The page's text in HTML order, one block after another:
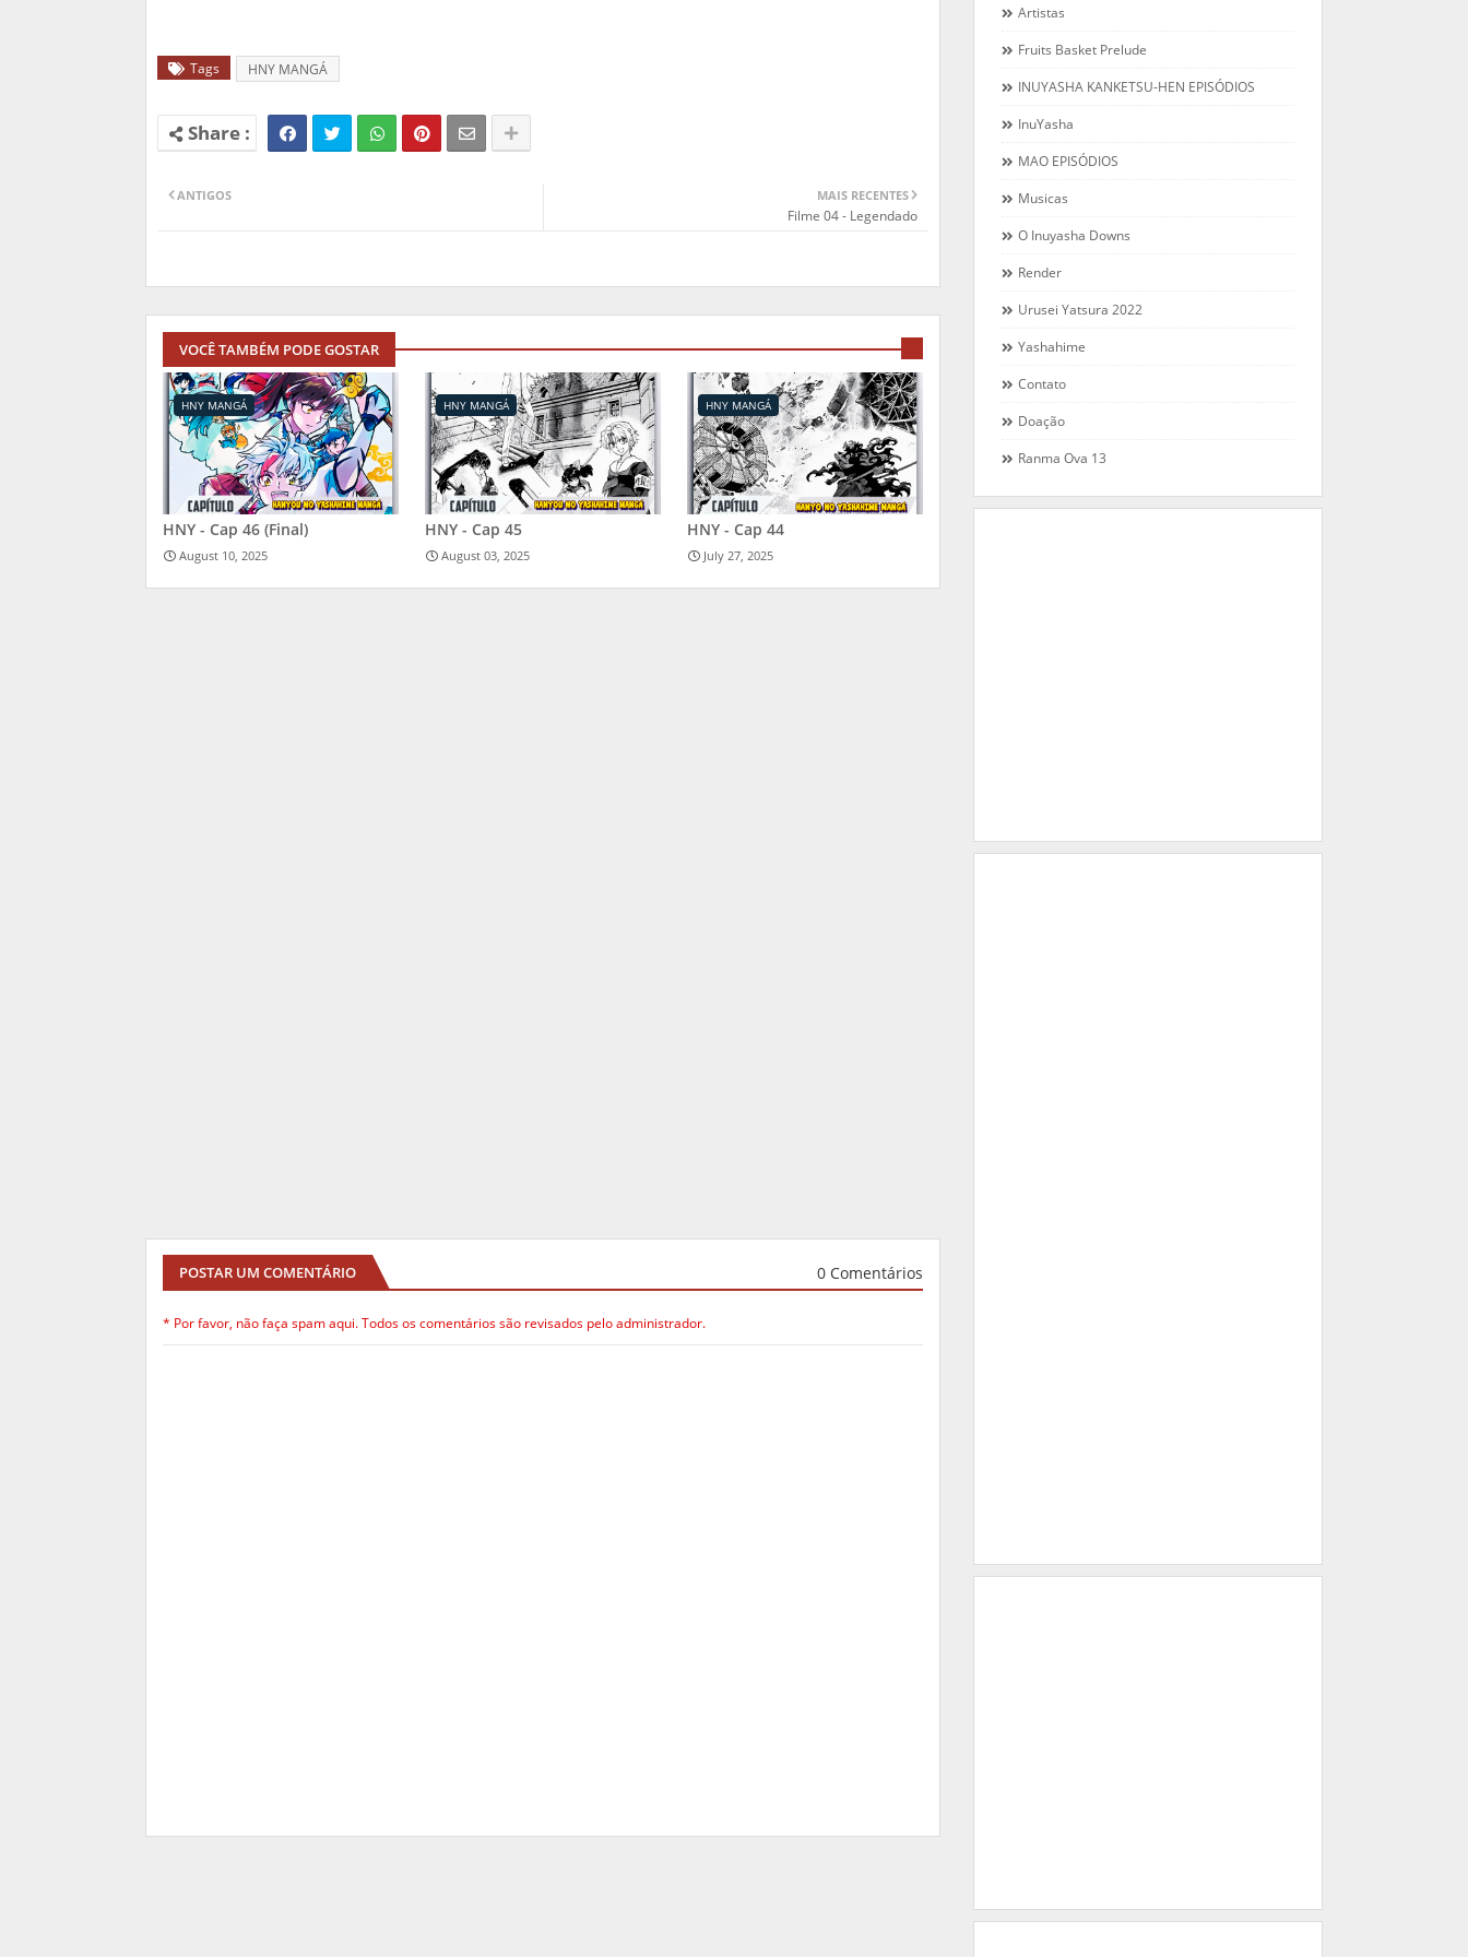
Tags HNY MANGÁ
MAIS RECENTES
Filme 04 - Legendado
ANTIGOS
VOCÊ TAMBÉM PODE GOSTAR
HNY MANGÁ
HNY - Cap 46 (Final)
August 10, 2025
HNY MANGÁ
HNY - Cap 45
August 03, 2025
HNY MANGÁ
HNY - Cap 44
July 27, 2025
POSTAR UM COMENTÁRIO 0 Comentários
* Por favor, não faça spam aqui. Todos os comentários são revisados pelo administrador.
Artistas
Fruits Basket Prelude
INUYASHA KANKETSU-HEN EPISÓDIOS
InuYasha
MAO EPISÓDIOS
Musicas
O Inuyasha Downs
Render
Urusei Yatsura 2022
Yashahime
Contato
Doação
Ranma Ova 13